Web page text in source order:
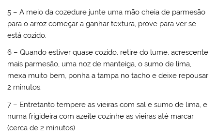
5 – A meio da cozedure junte uma mão cheia de parmesão
para o arroz começar a ganhar textura, prove para ver se
está cozido.
6 – Quando estiver quase cozido, retire do lume, acrescente
mais parmesão, uma noz de manteiga, o sumo de lima,
mexa muito bem, ponha a tampa no tacho e deixe repousar
2 minutos.
7 – Entretanto tempere as vieiras com sal e sumo de lima, e
numa frigideira com azeite cozinhe as vieiras até marcar
(cerca de 2 minutos)